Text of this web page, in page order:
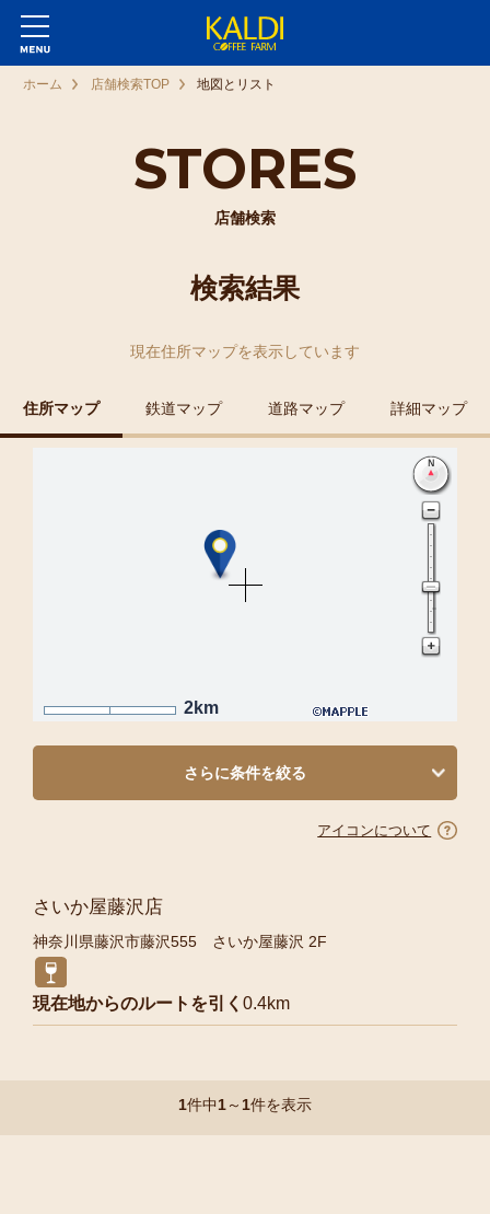
STORES
店舗検索
ホーム 店舗検索TOP 地図とリスト
検索結果
現在住所マップを表示しています
住所マップ 鉄道マップ 道路マップ 詳細マップ
2km
さらに条件を絞る
アイコンについて
さいか屋藤沢店
神奈川県藤沢市藤沢555 さいか屋藤沢 2F
現在地からのルートを引く 0.4km
1件中1～1件を表示